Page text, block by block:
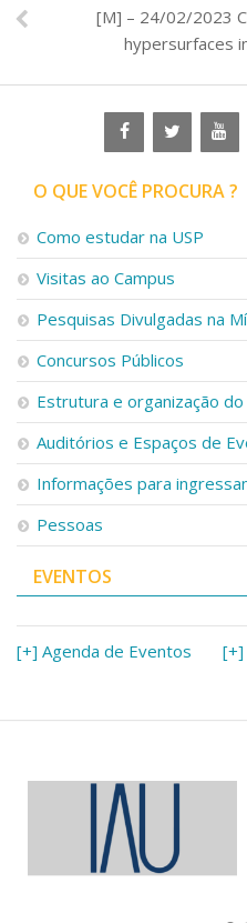
[M] – 24/02/2023
hypersurfaces
O QUE VOCÊ PROCURA ?
Como estudar na USP
Visitas ao Campus
Pesquisas Divulgadas na
Concursos Públicos
Estrutura e organização do
Auditórios e Espaços de
Informações para
Pessoas
EVENTOS
[+] Agenda de Eventos [+]